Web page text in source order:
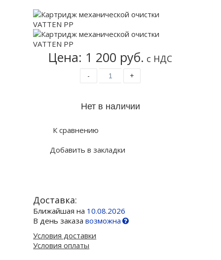
Цена: 1 200 руб. с НДС
- +
К сравнению
Добавить в закладки
Доставка:
Ближайшая на 10.08.2026
В день заказавозможна
Условия доставки
Условия оплаты